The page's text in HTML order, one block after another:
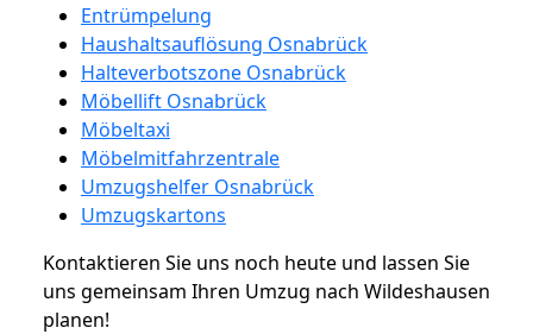
Entrümpelung
Haushaltsauflösung Osnabrück
Halteverbotszone Osnabrück
Möbellift Osnabrück
Möbeltaxi
Möbelmitfahrzentrale
Umzugshelfer Osnabrück
Umzugskartons
Kontaktieren Sie uns noch heute und lassen Sie
uns gemeinsam Ihren Umzug nach Wildeshausen
planen!